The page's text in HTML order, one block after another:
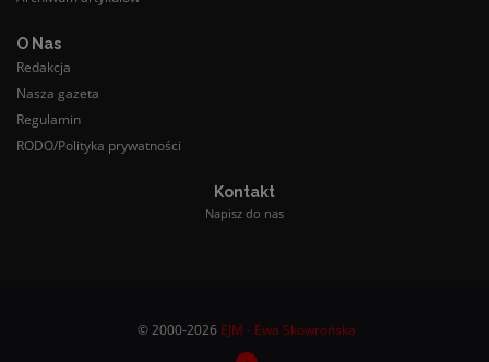
O Nas
Redakcja
Nasza gazeta
Regulamin
RODO/Polityka prywatności
Kontakt
Napisz do nas
© 2000-2026 EJM - Ewa Skowrońska